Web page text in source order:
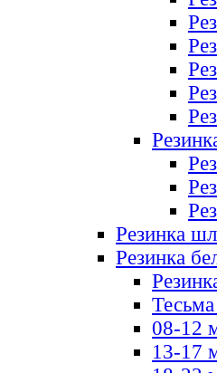
Резинка
Резинка
08-12
13-17